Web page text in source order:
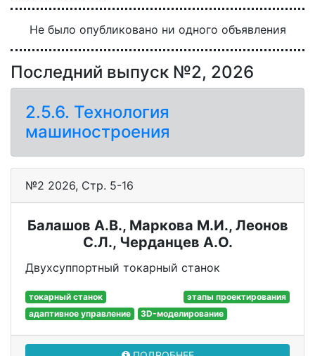
Не было опубликовано ни одного объявления
Последний выпуск №2, 2026
2.5.6. Технология
машиностроения
№2 2026, Стр. 5-16
Балашов А.В., Маркова М.И., Леонов
С.Л., Черданцев А.О.
Двухсуппортный токарный станок
токарный станок
этапы проектирования
адаптивное управление
3D-моделирование